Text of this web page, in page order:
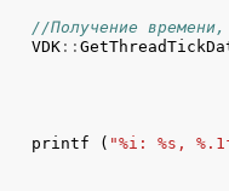
//Получение
   VDK
::
   printf (
"%i: %s,